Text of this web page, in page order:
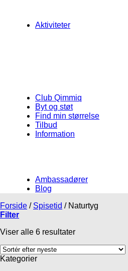
Aktiviteter
Club Qimmiq
Byt og støt
Find min størrelse
Tilbud
Information
Ambassadører
Blog
Forside / Spisetid /Naturtyg
Filter
Viser alle 6 resultater
Kategorier